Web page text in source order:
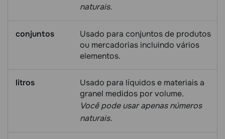
naturais.
conjuntos
Usado para conjuntos de produtos
ou mercadorias incluindo vários
elementos.
litros
Usado para líquidos e materiais a
granel medidos por volume.
Você pode usar apenas números
naturais.